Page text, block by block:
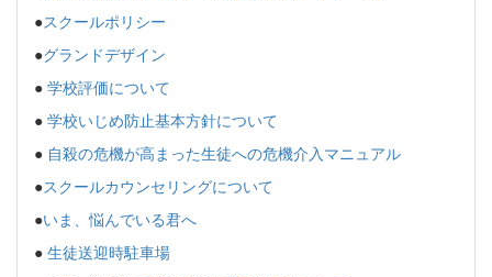
●スクールポリシー
●グランドデザイン
● 学校評価について
● 学校いじめ防止基本方針について
● 自殺の危機が高まった生徒への危機介入マニュアル
●スクールカウンセリングについて
●いま、悩んでいる君へ
● 生徒送迎時駐車場